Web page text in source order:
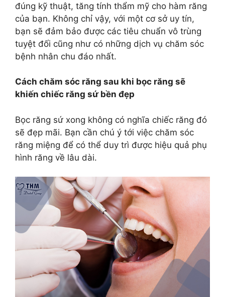
đúng kỹ thuật, tăng tính thẩm mỹ cho hàm răng
của bạn. Không chỉ vậy, với một cơ sở uy tín,
bạn sẽ đảm bảo được các tiêu chuẩn vô trùng
tuyệt đối cũng như có những dịch vụ chăm sóc
bệnh nhân chu đáo nhất.
Cách chăm sóc răng sau khi bọc răng sẽ
khiến chiếc răng sứ bền đẹp
Bọc răng sứ xong không có nghĩa chiếc răng đó
sẽ đẹp mãi. Bạn cần chú ý tới việc chăm sóc
răng miệng để có thể duy trì được hiệu quả phụ
hình răng về lâu dài.